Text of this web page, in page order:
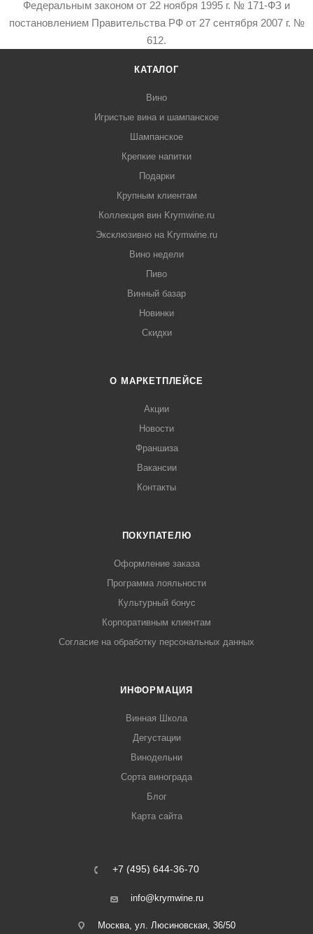
Федеральным законом от 22 ноября 1995 г. № 171-ФЗ и
постановлением Правительства РФ от 27 сентября 2007 г. №
612.
КАТАЛОГ
Вино
Игристые вина и шампанское
Шампанское
Крепкие напитки
Подарки
Крупным клиентам
Коллекция вин Krymwine.ru
Эксклюзивно на Krymwine.ru
Вино недели
Пиво
Винный базар
Новинки
Скидки
О МАРКЕТПЛЕЙСЕ
Акции
Новости
Франшиза
Вакансии
Контакты
ПОКУПАТЕЛЮ
Оформление заказа
Программа лояльности
Культурный бонус
Корпоративным клиентам
Согласие на обработку персональных данных
ИНФОРМАЦИЯ
Винная Школа
Дегустации
Винодельни
Сорта винограда
Блог
Карта сайта
+7 (495) 644-36-70
info@krymwine.ru
Москва, ул. Люсиновская, 36/50